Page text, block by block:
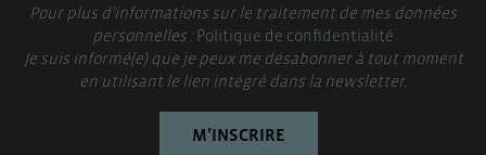
Pour plus d’informations sur le traitement de mes données
personnelles :Politique de confidentialité
Je suis informé(e) que je peux me désabonner à tout moment
en utilisant le lien intégré dans la newsletter.
M’INSCRIRE